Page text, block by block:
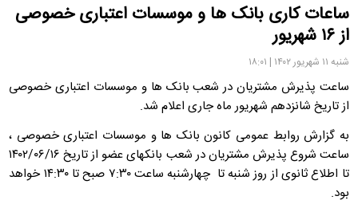
ساعات کاری بانک ها و موسسات اعتباری خصوصی
از ۱۶ شهریور
شنبه ۱۱ شهریور ۱۴۰۲ | ۱۸:۰۱
ساعت پذیرش مشتریان در شعب بانک ها و موسسات اعتباری خصوصی
از تاریخ شانزدهم شهریور ماه جاری اعلام شد.
به گزارش روابط عمومی کانون بانک ها و موسسات اعتباری خصوصی ،
ساعت شروع پذیرش مشتریان در شعب بانکهای عضو از تاریخ ۱۴۰۲/۰۶/۱۶
تا اطلاع ثانوی از روز شنبه تا چهارشنبه ساعت ۷:۳۰ صبح تا ۱۴:۳۰ خواهد
بود.